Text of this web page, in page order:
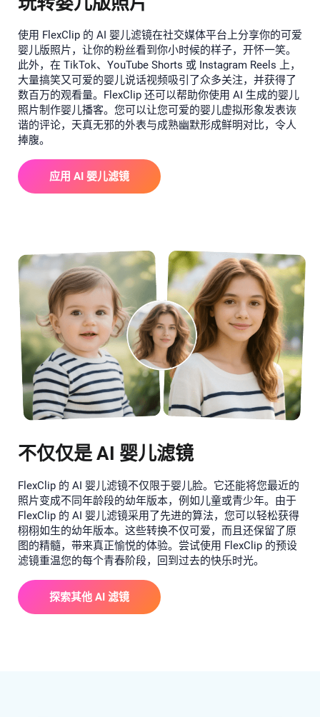
使用 FlexClip 的 AI 婴儿滤镜在社交媒体平台上分享你的可爱
婴儿版照片，让你的粉丝看到你小时候的样子，开怀一笑。
此外，在 TikTok、YouTube Shorts 或 Instagram Reels 上，
大量搞笑又可爱的婴儿说话视频吸引了众多关注，并获得了
数百万的观看量。FlexClip 还可以帮助你使用 AI 生成的婴儿
照片制作婴儿播客。您可以让您可爱的婴儿虚拟形象发表诙
谐的评论，天真无邪的外表与成熟幽默形成鲜明对比，令人
捧腹。
应用 AI 婴儿滤镜
不仅仅是 AI 婴儿滤镜
FlexClip 的 AI 婴儿滤镜不仅限于婴儿脸。它还能将您最近的
照片变成不同年龄段的幼年版本，例如儿童或青少年。由于
FlexClip 的 AI 婴儿滤镜采用了先进的算法，您可以轻松获得
栩栩如生的幼年版本。这些转换不仅可爱，而且还保留了原
图的精髓，带来真正愉悦的体验。尝试使用 FlexClip 的预设
滤镜重温您的每个青春阶段，回到过去的快乐时光。
探索其他 AI 滤镜